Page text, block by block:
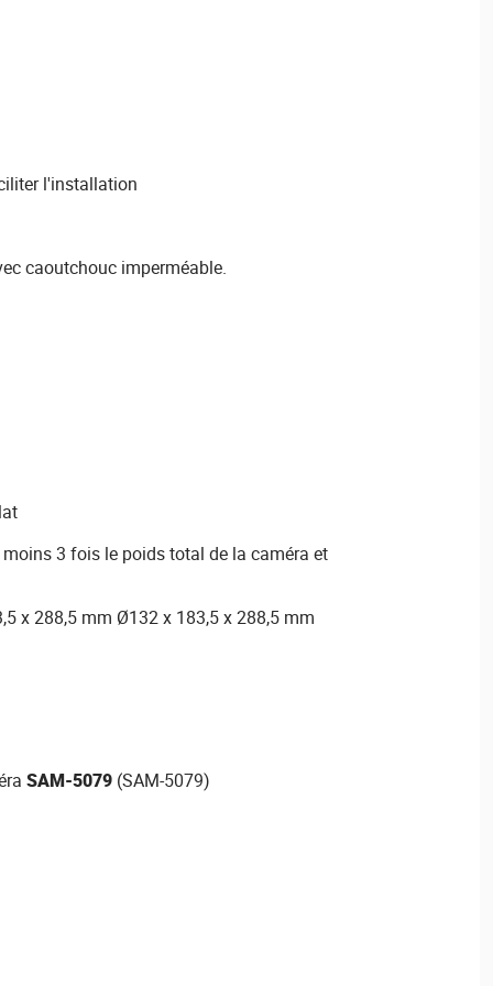
l'installation
caoutchouc imperméable.
3 fois le poids total de la caméra et
x 288,5 mm Ø132 x 183,5 x 288,5 mm
SAM-5079(SAM-5079)